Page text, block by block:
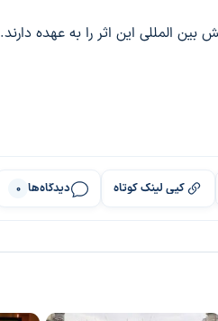
المللی این اثر را به عهده دارند.
کپی لینک کوتاه دیدگاه‌ها 0